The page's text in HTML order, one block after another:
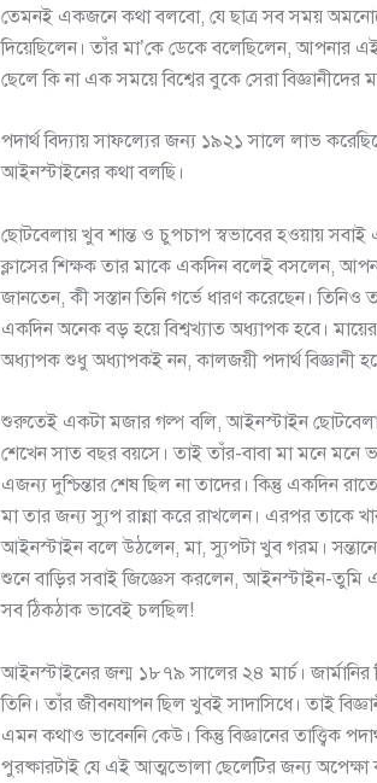
তেমনই একজনে কথা বলবো, যে ছাত্র সব সময়
দিয়েছিলেন। তাঁর মা’কে ডেকে বলেছিলেন, আপনার
ছেলে কি না এক সময়ে বিশ্বের বুকে সেরা বিজ্ঞানীদের
পদার্থ বিদ্যায় সাফল্যের জন্য ১৯২১ সালে লাভ
আইনস্টাইনের কথা বলছি।
ছোটবেলায় খুব শান্ত ও চুপচাপ স্বভাবের হওয়ায়
ক্লাসের শিক্ষক তার মাকে একদিন বলেই বসলেন,
জানতেন, কী সস্তান তিনি গর্ভে ধারণ করেছেন।
একদিন অনেক বড় হয়ে বিশ্বখ্যাত অধ্যাপক হবে।
অধ্যাপক শুধু অধ্যাপকই নন, কালজয়ী পদার্থ বিজ্ঞানী
শুরুতেই একটা মজার গল্প বলি, আইনস্টাইন
শেখেন সাত বছর বয়সে। তাই তাঁর-বাবা মা মনে
এজন্য দুশ্চিন্তার শেষ ছিল না তাদের। কিন্তু একদিন
মা তার জন্য স্যুপ রান্না করে রাখলেন। এরপর তাকে
আইনস্টাইন বলে উঠলেন, মা, স্যুপটা খুব গরম।
শুনে বাড়ির সবাই জিজ্ঞেস করলেন, আইনস্টাইন-
সব ঠিকঠাক ভাবেই চলছিল!
আইনস্টাইনের জন্ম ১৮৭৯ সালের ২৪ মার্চ।
তিনি। তাঁর জীবনযাপন ছিল খুবই সাদাসিধে। তাই
এমন কথাও ভাবেননি কেউ। কিন্তু বিজ্ঞানের তাত্ত্বিক
পুরষ্কারটাই যে এই আত্মভোলা ছেলেটির জন্য